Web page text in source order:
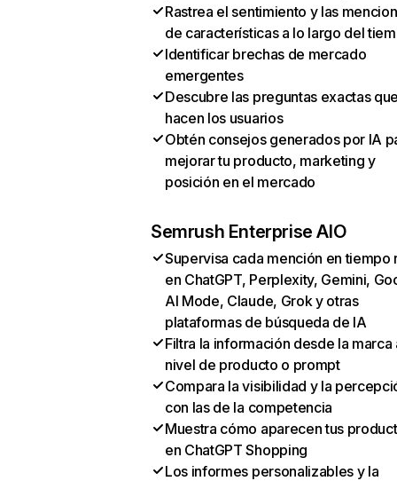
Rastrea el sentimiento y las
de características a lo largo del
Identificar brechas de mercado
emergentes
Descubre las preguntas exactas
hacen los usuarios
Obtén consejos generados por IA
mejorar tu producto, marketing y
posición en el mercado
Semrush Enterprise AIO
Supervisa cada mención en tiempo
en ChatGPT, Perplexity, Gemini,
AI Mode, Claude, Grok y otras
plataformas de búsqueda de IA
Filtra la información desde la marca
nivel de producto o prompt
Compara la visibilidad y la
con las de la competencia
Muestra cómo aparecen tus
en ChatGPT Shopping
Los informes personalizables y la